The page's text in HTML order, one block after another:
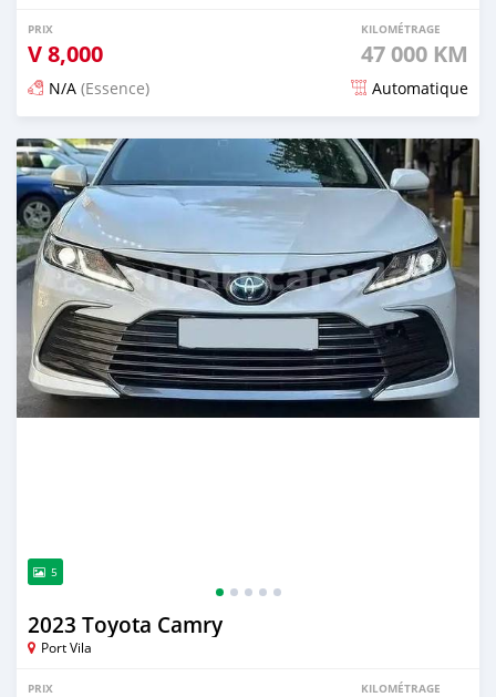
PRIX
V8,000
KILOMÉTRAGE
47 000 KM
N/A (Essence) Automatique
Publié il y a 22 jours
5
2023 Toyota Camry
Port Vila
PRIX KILOMÉTRAGE